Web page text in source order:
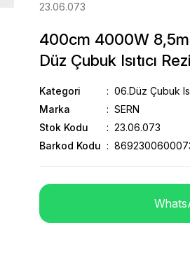
23.06.073
400cm 4000W
Düz Çubuk Isıtıcı
Kategori
06.Düz Çubuk
Marka
SERN
Stok Kodu
23.06.073
Barkod Kodu